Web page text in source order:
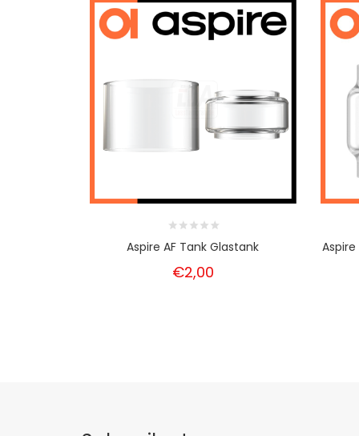
Aspire AF Tank Glastank
€2,00